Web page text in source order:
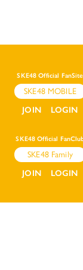
SKE48 Official FanSite
SKE48 MOBILE
JOIN
LOGIN
SKE48 Official
SKE48 Family
JOIN
LOGIN